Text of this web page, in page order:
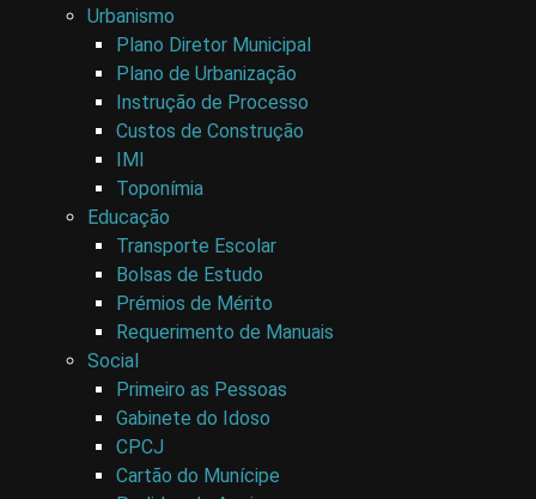
Urbanismo
Plano Diretor Municipal
Plano de Urbanização
Instrução de Processo
Custos de Construção
IMI
Toponímia
Educação
Transporte Escolar
Bolsas de Estudo
Prémios de Mérito
Requerimento de Manuais
Social
Primeiro as Pessoas
Gabinete do Idoso
CPCJ
Cartão do Munícipe